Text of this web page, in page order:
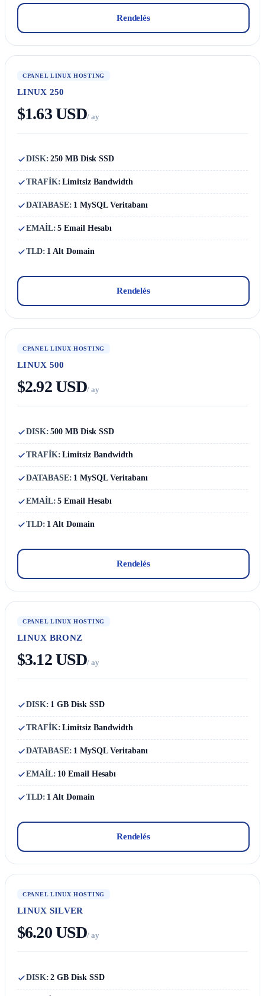
Rendelés
CPANEL LINUX HOSTING
LINUX 250
$1.63 USD/ ay
DISK: 250 MB Disk SSD
TRAFİK: Limitsiz Bandwidth
DATABASE: 1 MySQL Veritabanı
EMAİL: 5 Email Hesabı
TLD: 1 Alt Domain
Rendelés
CPANEL LINUX HOSTING
LINUX 500
$2.92 USD/ ay
DISK: 500 MB Disk SSD
TRAFİK: Limitsiz Bandwidth
DATABASE: 1 MySQL Veritabanı
EMAİL: 5 Email Hesabı
TLD: 1 Alt Domain
Rendelés
CPANEL LINUX HOSTING
LINUX BRONZ
$3.12 USD/ ay
DISK: 1 GB Disk SSD
TRAFİK: Limitsiz Bandwidth
DATABASE: 1 MySQL Veritabanı
EMAİL: 10 Email Hesabı
TLD: 1 Alt Domain
Rendelés
CPANEL LINUX HOSTING
LINUX SILVER
$6.20 USD/ ay
DISK: 2 GB Disk SSD